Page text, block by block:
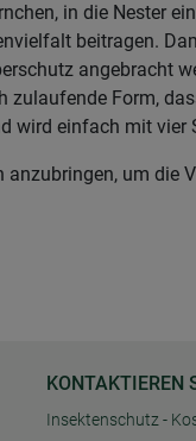
in die Nester
beitragen.
angebracht
Form,
wird einfach mit
um die
KONTAKTIEREN
Insektenschutz -